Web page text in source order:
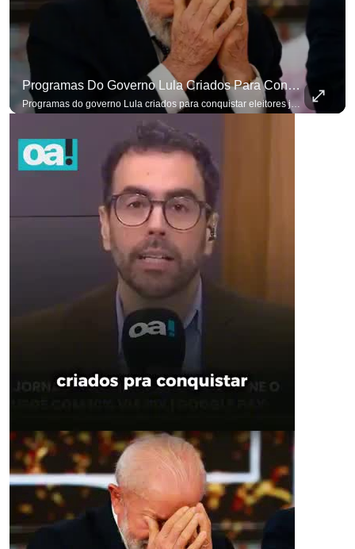
Programas Do Governo Lula Criados Para Conquistar Eleitores Já Não Têm Mais O Mesmo Efeito
Programas do governo Lula criados para conquistar eleitores já não têm o mesmo efeito de campanhas anteriores. #OAntagonista Se você busca informação com credibilidade, inscreva-se agora e ative o